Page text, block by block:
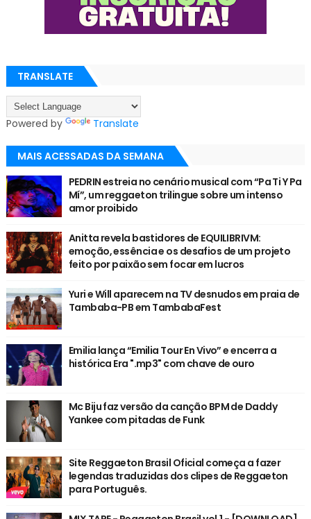
TRANSLATE
Powered by Translate
MAIS ACESSADAS DA SEMANA
PEDRIN estreia no cenário musical com “Pa Ti Y Pa
Mí”, um reggaeton trilingue sobre um intenso
amor proibido
Anitta revela bastidores de EQUILIBRIVM:
emoção, essência e os desafios de um projeto
feito por paixão sem focar em lucros
Yuri e Will aparecem na TV desnudos em praia de
Tambaba-PB em TambabaFest
Emilia lança “Emilia Tour En Vivo” e encerra a
histórica Era ".mp3" com chave de ouro
Mc Biju faz versão da canção BPM de Daddy
Yankee com pitadas de Funk
Site Reggaeton Brasil Oficial começa a fazer
legendas traduzidas dos clipes de Reggaeton
para Português.